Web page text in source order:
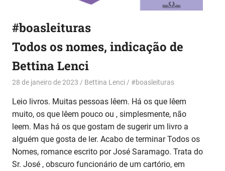
#boasleituras
Todos os nomes, indicação de
Bettina Lenci
28 de janeiro de 2023 Bettina Lenci #boasleituras
Leio livros. Muitas pessoas lêem. Há os que lêem
muito, os que lêem pouco ou , simplesmente, não
leem. Mas há os que gostam de sugerir um livro a
alguém que gosta de ler. Acabo de terminar Todos os
Nomes, romance escrito por José Saramago. Trata do
Sr. José , obscuro funcionário de um cartório, em